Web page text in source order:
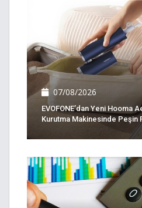
07/08/2026
EVOFONE’dan Yeni Hooma
Kurutma Makinesinde Peşin